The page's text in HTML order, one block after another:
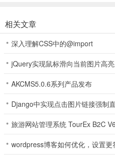
肤，材质，种子，Mods，并通过创
通过应用启动游戏后，你会看到
模式切换，天气条件切换，开启加
等。为了让游戏更加有趣，你还可
且与他们玩耍。这些怪物包括有苦
狱幽灵，哞菰，骷髅等，基本包括
以通过加入局域网的创世神服务器
相关文章
深入理解CSS中的@import
jQuery实现鼠标滑向当前图片高
AKCMS5.0.6系列产品发布
Django中实现点击图片链接强制
旅游网站管理系统 TourEx B2C
wordpress博客如何优化，设置